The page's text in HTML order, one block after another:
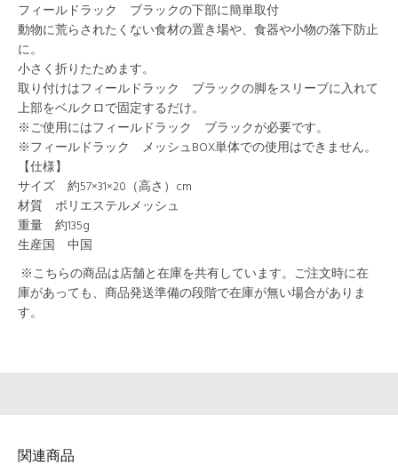
フィールドラック ブラックの下部に簡単取付
動物に荒らされたくない食材の置き場や、食器や小物の落下防止
に。
小さく折りたためます。
取り付けはフィールドラック ブラックの脚をスリーブに入れて
上部をベルクロで固定するだけ。
※ご使用にはフィールドラック ブラックが必要です。
※フィールドラック メッシュBOX単体での使用はできません。
【仕様】
サイズ 約57×31×20（高さ）cm
材質 ポリエステルメッシュ
重量 約135g
生産国 中国
※こちらの商品は店舗と在庫を共有しています。ご注文時に在
庫があっても、商品発送準備の段階で在庫が無い場合がありま
す。
関連商品